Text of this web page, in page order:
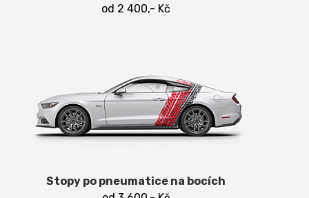
od 2 400,- Kč
Stopy po pneumatice na bocích